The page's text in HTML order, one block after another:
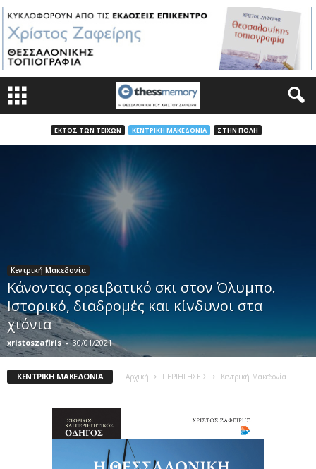
ΕΚΤΌΣ ΤΩΝ ΤΕΙΧΏΝ ΚΕΝΤΡΙΚΉ ΜΑΚΕΔΟΝΊΑ ΣΤΗΝ ΠΌΛΗ
Κεντρική Μακεδονία
Κάνοντας ορειβατικό σκι στον Όλυμπο.
Ιστορικό, διαδρομές και κίνδυνοι στα
χιόνια
xristoszafiris - 30/01/2021
ΚΕΝΤΡΙΚΉ ΜΑΚΕΔΟΝΊΑ Αρχική ΠΕΡΙΗΓΗΣΕΙΣ Κεντρική Μακεδονία